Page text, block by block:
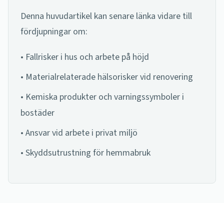
Denna huvudartikel kan senare länka vidare till
fördjupningar om:
• Fallrisker i hus och arbete på höjd
• Materialrelaterade hälsorisker vid renovering
• Kemiska produkter och varningssymboler i
bostäder
• Ansvar vid arbete i privat miljö
• Skyddsutrustning för hemmabruk